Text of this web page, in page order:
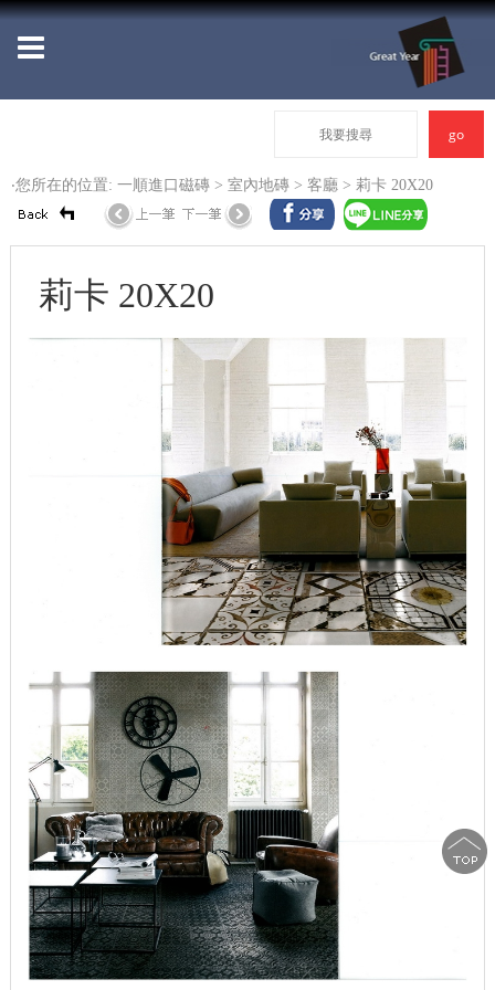
‧您所在的位置: 一順進口磁磚 > 室內地磚 > 客廳 > 莉卡 20X20
莉卡 20X20